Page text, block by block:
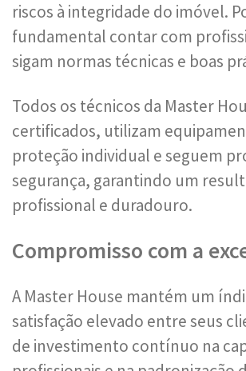
riscos à integridade do imóvel.
fundamental contar com
sigam normas técnicas e boas
Todos os técnicos da Master
certificados, utilizam
proteção individual e seguem
segurança, garantindo um
profissional e duradouro.
Compromisso com a
A Master House mantém um
satisfação elevado entre seus
de investimento contínuo na